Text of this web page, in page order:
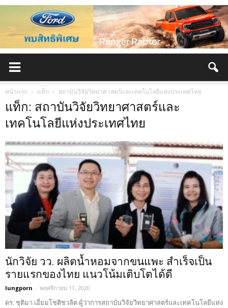
หน้าแรก แท็ก สถาบันวิจัยวิทยาศาสตร์และเทคโนโลยีแห่งประเทศไทย
แท็ก: สถาบันวิจัยวิทยาศาสตร์และ
เทคโนโลยีแห่งประเทศไทย
นักวิจัย วว. ผลิตน้ำหอมจากขนแพะ สำเร็จเป็น
รายแรกของไทย แนวโน้มเติบโตได้ดี
lungporn - พฤศจิกายน 11, 2020
ดร. ชุติมา เอี่ยมโชติชวลิต ผู้ว่าการสถาบันวิจัยวิทยาศาสตร์และเทคโนโลยีแห่ง